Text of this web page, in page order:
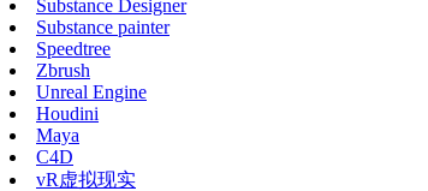
Substance Designer
Substance painter
Speedtree
Zbrush
Unreal Engine
Houdini
Maya
C4D
vR虚拟现实